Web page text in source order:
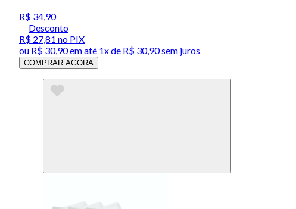
R$ 34,90
Desconto
R$ 27,81 no PIX
ou R$ 30,90em até 1x de R$ 30,90sem juros
COMPRAR AGORA